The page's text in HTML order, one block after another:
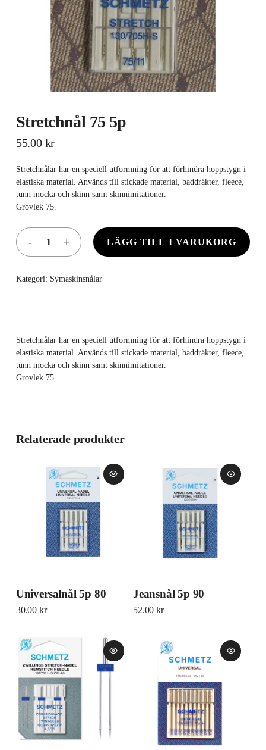
Stretchnål 75 5p
55.00 kr
Stretchnålar har en speciell utformning för att förhindra hoppstygn i
elastiska material. Används till stickade material, baddräkter, fleece,
tunn mocka och skinn samt skinnimitationer.
Grovlek 75.
LÄGG TILL I VARUKORG
Kategori: Symaskinsnålar
Stretchnålar har en speciell utformning för att förhindra hoppstygn i
elastiska material. Används till stickade material, baddräkter, fleece,
tunn mocka och skinn samt skinnimitationer.
Grovlek 75.
Relaterade produkter
Universalnål 5p 80
30.00 kr
Jeansnål 5p 90
52.00kr